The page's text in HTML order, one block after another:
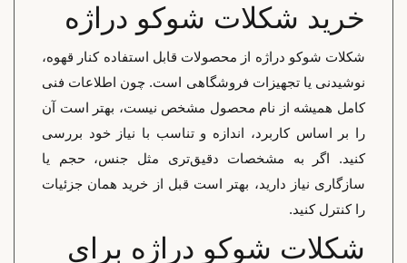
خرید شکلات شوکو دراژه
شکلات شوکو دراژه از محصولات قابل استفاده کنار قهوه،
نوشیدنی یا تجهیزات فروشگاهی است. چون اطلاعات فنی
کامل همیشه از نام محصول مشخص نیست، بهتر است آن
را بر اساس کاربرد، اندازه و تناسب با نیاز خود بررسی
کنید. اگر به مشخصات دقیق‌تری مثل جنس، حجم یا
سازگاری نیاز دارید، بهتر است قبل از خرید همان جزئیات
را کنترل کنید.
شکلات شوکو دراژه برای